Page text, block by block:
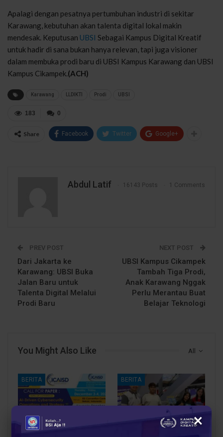
Apalagi dengan pesatnya pertumbuhan industri di sekitar
Karawang, kebutuhan akan talenta digital lokal makin
mendesak. Keputusan UBSI Sebagai Kampus Digital Kreatif
untuk hadir di sana bukan hanya relevan, tapi juga visioner
dalam membuka prodi baru di UBSI Kampus Karawang dan UBSI
Kampus Cikampek.(ACH)
Karawang LLDIKTI Prodi UBSI
0
183
Share Facebook Twitter Google+
Abdul Latif 16143 Posts 1 Comments
PREV POST
Dari Jakarta ke
Karawang: UBSI Buka
Jalan Baru untuk
Talenta Digital Melalui
Prodi Baru
NEXT POST
UBSI Kampus Cikampek
Tambah Tiga Prodi,
Anak Karawang Nggak
Perlu Merantau Buat
Belajar Teknologi
All
You Might Also Like
BERITA BERITA
×